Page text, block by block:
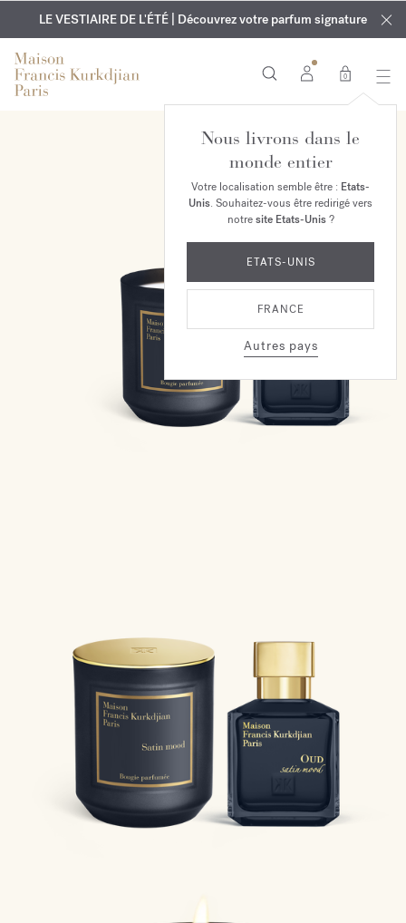
EXCLUSIF | Découvrez le nouveau parfum OUD
velvet mood
dans votre commande*
GRAVURE OFFERTE | Sur tous les parfums et huiles pour le
corps jusqu'au 9 août
LE VESTIAIRE DE L'ÉTÉ | Découvrez votre parfum signature
0
Nous livrons dans le
monde entier
Votre localisation semble être : Etats-
Unis. Souhaitez-vous être redirigé vers
notresite Etats-Unis?
ETATS-UNIS
FRANCE
Autres pays
EXCLUSIVITÉ EN LIGNE